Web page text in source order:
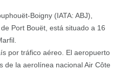
Boigny (IATA: ABJ),
Port Bouët, está situado a 16
por tráfico aéreo. El aeropuerto
de la aerolínea nacional Air Côte